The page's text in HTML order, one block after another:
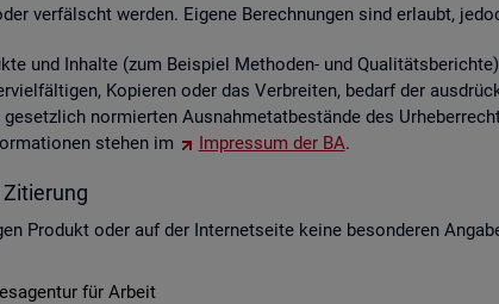
ver­fälscht wer­den. Ei­ge­ne Be­rech­nun­gen sind er­laubt,
und In­hal­te (zum Bei­spiel Me­tho­den- und
Ko­pie­ren oder das Ver­brei­ten, be­darf der
nor­mier­ten Aus­nah­me­tat­be­stän­de des
ste­hen im
Im­pres­sum der BA.
Pro­dukt oder auf der In­ter­net­sei­te keine be­son­de­ren
für Ar­beit